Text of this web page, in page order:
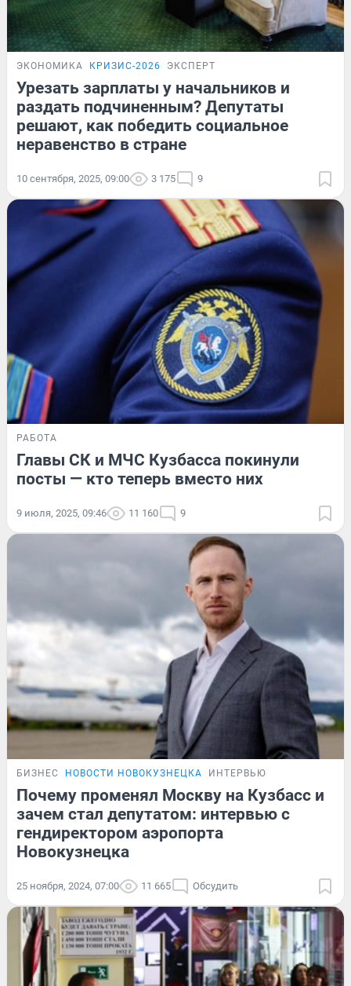
ЭКОНОМИКА КРИЗИС-2026 ЭКСПЕРТ
Урезать зарплаты у начальников и
раздать подчиненным? Депутаты
решают, как победить социальное
неравенство в стране
10 сентября, 2025, 09:00 3 175 9
РАБОТА
Главы СК и МЧС Кузбасса покинули
посты — кто теперь вместо них
9 июля, 2025, 09:46 11 160 9
БИЗНЕС НОВОСТИ НОВОКУЗНЕЦКА ИНТЕРВЬЮ
Почему променял Москву на Кузбасс и
зачем стал депутатом: интервью с
гендиректором аэропорта
Новокузнецка
25 ноября, 2024, 07:00 11 665 Обсудить